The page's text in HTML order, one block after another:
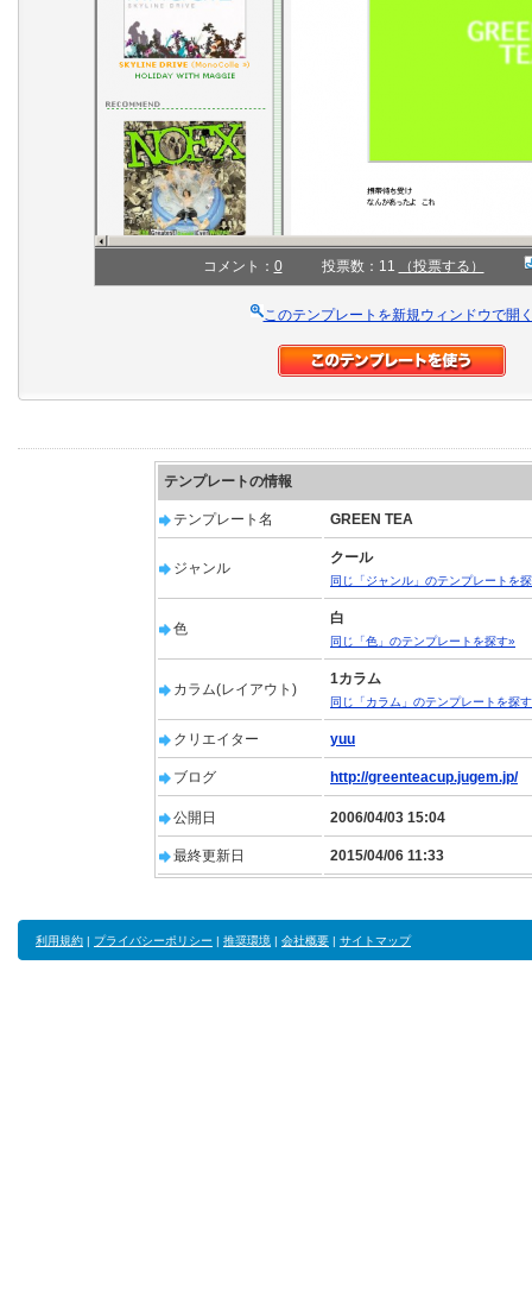
コメント： 0 投票数：11 （投票する）
このテンプレートを新規ウィンドウで開
テンプレートの情報
テンプレート名 GREEN TEA
ジャンル
クール
同じ「ジャンル」のテンプレートを
色
白
同じ「色」のテンプレートを探す»
カラム(レイアウト)
1カラム
同じ「カラム」のテンプレートを探
クリエイター yuu
ブログ http://greenteacup.jugem.jp/
公開日 2006/04/03 15:04
最終更新日 2015/04/06 11:33
利用規約 | プライバシーポリシー | 推奨環境 | 会社概要 | サイトマップ